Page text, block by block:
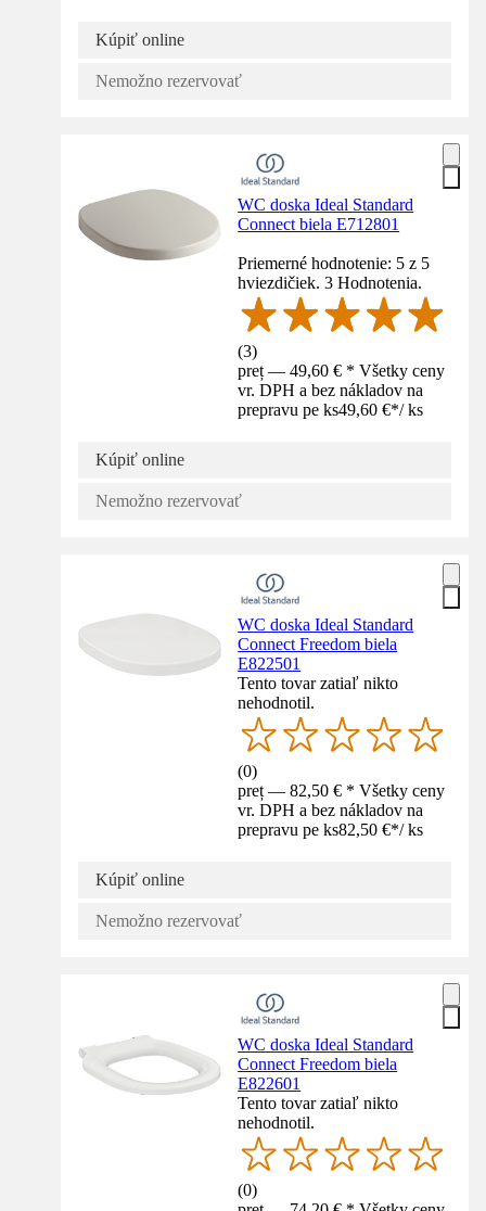
Kúpiť online
Nemožno rezervovať
WC doska Ideal Standard
Connect biela E712801
Priemerné hodnotenie: 5 z 5
hviezdičiek. 3 Hodnotenia.
(3)
preț — 49,60 € * Všetky ceny
vr. DPH a bez nákladov na
prepravu pe ks49,60 €*/ ks
Kúpiť online
Nemožno rezervovať
WC doska Ideal Standard
Connect Freedom biela
E822501
Tento tovar zatiaľ nikto
nehodnotil.
(0)
preț — 82,50 € * Všetky ceny
vr. DPH a bez nákladov na
prepravu pe ks82,50 €*/ ks
Kúpiť online
Nemožno rezervovať
WC doska Ideal Standard
Connect Freedom biela
E822601
Tento tovar zatiaľ nikto
nehodnotil.
(0)